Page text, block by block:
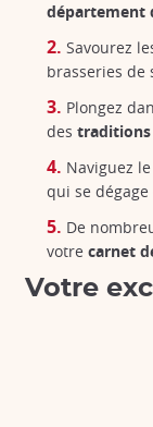
département
Savourez
brasseries de
Plongez
des traditions
Naviguez
qui se
De
votre carnet
Votre